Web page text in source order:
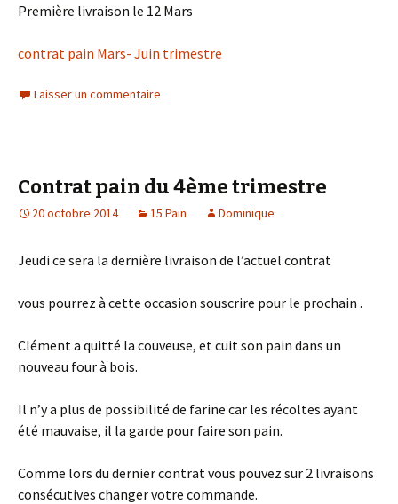
Première livraison le 12 Mars
contrat pain Mars- Juin trimestre
Laisser un commentaire
Contrat pain du 4ème trimestre
20 octobre 2014 15 Pain Dominique
Jeudi ce sera la dernière livraison de l’actuel contrat
vous pourrez à cette occasion souscrire pour le prochain .
Clément a quitté la couveuse, et cuit son pain dans un
nouveau four à bois.
Il n’y a plus de possibilité de farine car les récoltes ayant
été mauvaise, il la garde pour faire son pain.
Comme lors du dernier contrat vous pouvez sur 2 livraisons
consécutives changer votre commande.